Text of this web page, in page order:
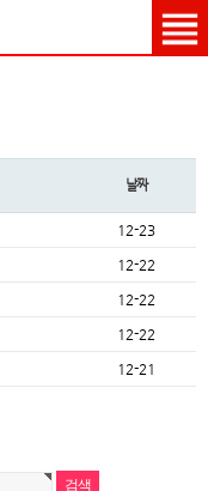
날짜
12-23
12-22
12-22
12-22
12-21